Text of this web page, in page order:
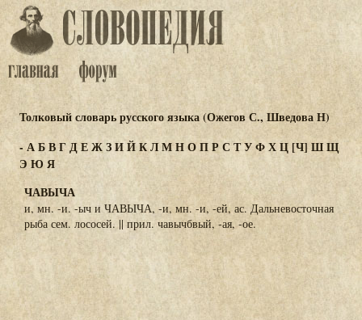
Толковый словарь русского языка (Ожегов С., Шведова Н)
-АБВГДЕЖЗИЙКЛМНОПР СТУФХЦ [Ч] ШЩ
Э Ю Я
ЧАВЫЧА
и, мн. -и. -ыч и ЧАВЫЧА, -и, мн. -и, -ей, ас. Дальневосточная
рыба сем. лососей. || прил. чавычбвый, -ая, -ое.